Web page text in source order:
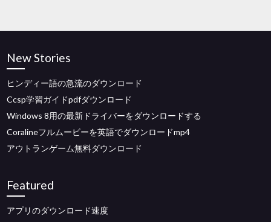
New Stories
ヒンディー語の急流のダウンロード
Ccsp学習ガイドpdfダウンロード
Windows 8用の最新ドライバーをダウンロードする
Coralineフルムービーを英語でダウンロードmp4
アウトランゲーム無料ダウンロード
Featured
アプリのダウンロード速度